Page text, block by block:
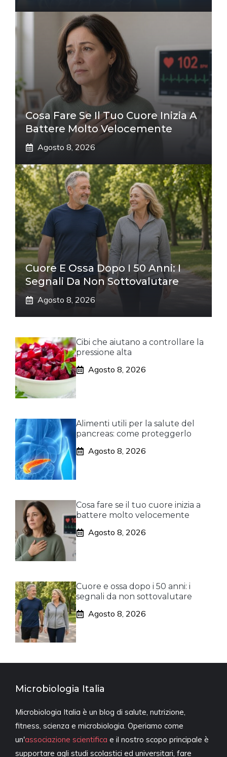
Cosa Fare Se Il Tuo Cuore Inizia A
Battere Molto Velocemente
Agosto 8, 2026
Cuore E Ossa Dopo I 50 Anni: I
Segnali Da Non Sottovalutare
Agosto 8, 2026
Cibi che aiutano a controllare la
pressione alta
Agosto 8, 2026
Alimenti utili per la salute del
pancreas: come proteggerlo
Agosto 8, 2026
Cosa fare se il tuo cuore inizia a
battere molto velocemente
Agosto 8, 2026
Cuore e ossa dopo i 50 anni: i
segnali da non sottovalutare
Agosto 8, 2026
Microbiologia Italia
Microbiologia Italia è un blog di salute, nutrizione,
fitness, scienza e microbiologia. Operiamo come
un'associazione scientifica e il nostro scopo principale è
supportare agli studi scolastici ed universitari, fare